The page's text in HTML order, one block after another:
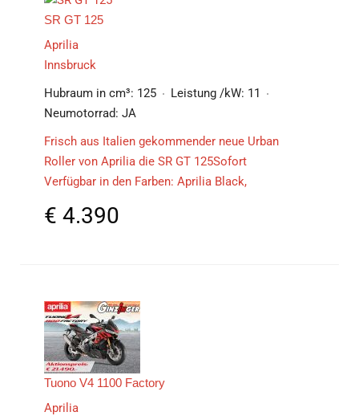
SR GT 125
Aprilia
Innsbruck
Hubraum in cm³: 125 Leistung /kW: 11
Neumotorrad: JA
Frisch aus Italien gekommender neue Urban
Roller von Aprilia die SR GT 125Sofort
Verfügbar in den Farben: Aprilia Black,
€ 4.390
Tuono V4 1100 Factory
Aprilia